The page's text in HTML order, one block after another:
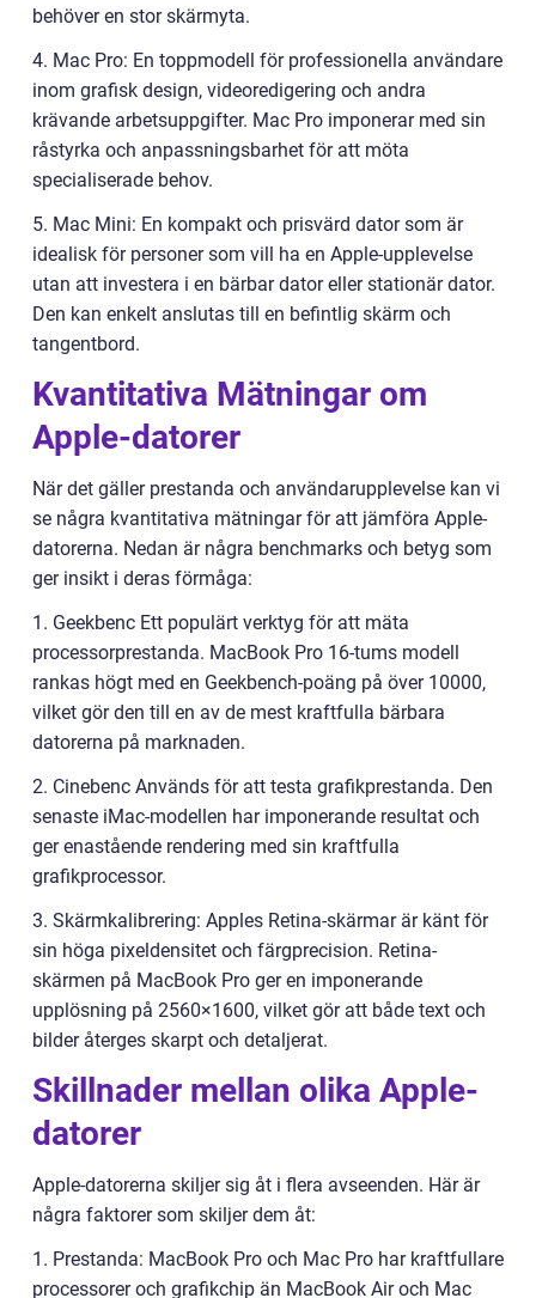
behöver en stor skärmyta.
4. Mac Pro: En toppmodell för professionella användare
inom grafisk design, videoredigering och andra
krävande arbetsuppgifter. Mac Pro imponerar med sin
råstyrka och anpassningsbarhet för att möta
specialiserade behov.
5. Mac Mini: En kompakt och prisvärd dator som är
idealisk för personer som vill ha en Apple-upplevelse
utan att investera i en bärbar dator eller stationär dator.
Den kan enkelt anslutas till en befintlig skärm och
tangentbord.
Kvantitativa Mätningar om
Apple-datorer
När det gäller prestanda och användarupplevelse kan vi
se några kvantitativa mätningar för att jämföra Apple-
datorerna. Nedan är några benchmarks och betyg som
ger insikt i deras förmåga:
1. Geekbenc Ett populärt verktyg för att mäta
processorprestanda. MacBook Pro 16-tums modell
rankas högt med en Geekbench-poäng på över 10000,
vilket gör den till en av de mest kraftfulla bärbara
datorerna på marknaden.
2. Cinebenc Används för att testa grafikprestanda. Den
senaste iMac-modellen har imponerande resultat och
ger enastående rendering med sin kraftfulla
grafikprocessor.
3. Skärmkalibrering: Apples Retina-skärmar är känt för
sin höga pixeldensitet och färgprecision. Retina-
skärmen på MacBook Pro ger en imponerande
upplösning på 2560×1600, vilket gör att både text och
bilder återges skarpt och detaljerat.
Skillnader mellan olika Apple-
datorer
Apple-datorerna skiljer sig åt i flera avseenden. Här är
några faktorer som skiljer dem åt:
1. Prestanda: MacBook Pro och Mac Pro har kraftfullare
processorer och grafikchip än MacBook Air och Mac